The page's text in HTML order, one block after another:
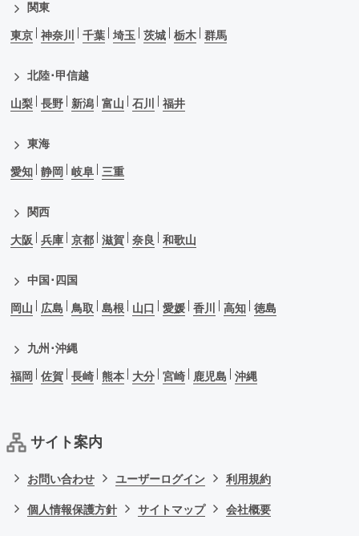
関東
東京 神奈川 千葉 埼玉 茨城 栃木 群馬
北陸･甲信越
山梨 長野 新潟 富山 石川 福井
東海
愛知 静岡 岐阜 三重
関西
大阪 兵庫 京都 滋賀 奈良 和歌山
中国･四国
岡山 広島 鳥取 島根 山口 愛媛 香川 高知 徳島
九州･沖縄
福岡 佐賀 長崎 熊本 大分 宮崎 鹿児島 沖縄
サイト案内
お問い合わせ ユーザーログイン 利用規約
個人情報保護方針 サイトマップ 会社概要